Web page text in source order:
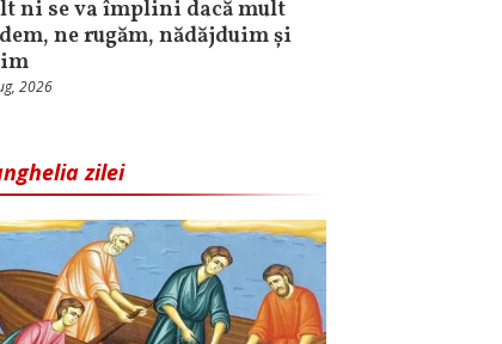
ni se va împlini dacă mult
ne rugăm, nădăjduim și
2026
zilei